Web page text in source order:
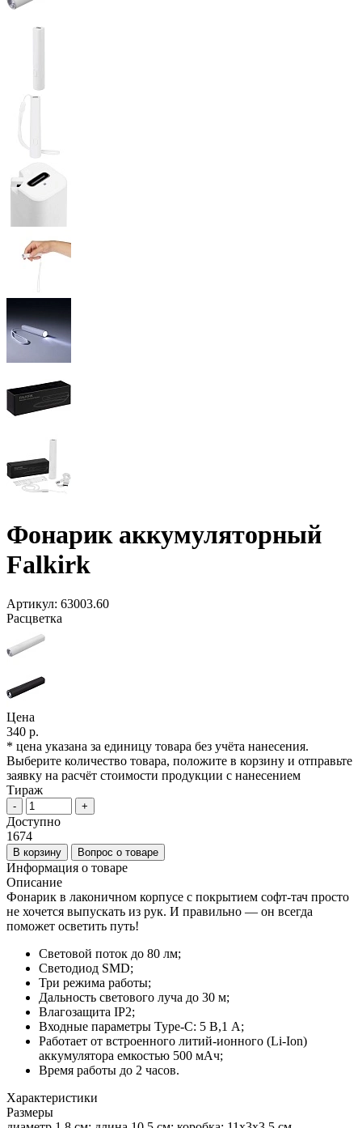
Фонарик аккумуляторный
Falkirk
Артикул: 63003.60
Расцветка
Цена
340 р.
* цена указана за единицу товара без учёта нанесения.
Выберите количество товара, положите в корзину и отправьте
заявку на расчёт стоимости продукции с нанесением
Тираж
- +
Доступно
1674
В корзину Вопрос о товаре
Информация о товаре
Описание
Фонарик в лаконичном корпусе с покрытием софт-тач просто
не хочется выпускать из рук. И правильно — он всегда
поможет осветить путь!
Световой поток до 80 лм;
Светодиод SMD;
Три режима работы;
Дальность светового луча до 30 м;
Влагозащита IP2;
Входные параметры Type-C: 5 В,1 A;
Работает от встроенного литий-ионного (Li-Ion)
аккумулятора емкостью 500 мАч;
Время работы до 2 часов.
Характеристики
Размеры